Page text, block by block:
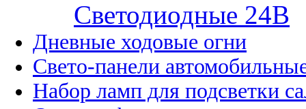
Cветодиодные 24B
Дневные ходовые огни
Свето-панели
Набор ламп для подсветки